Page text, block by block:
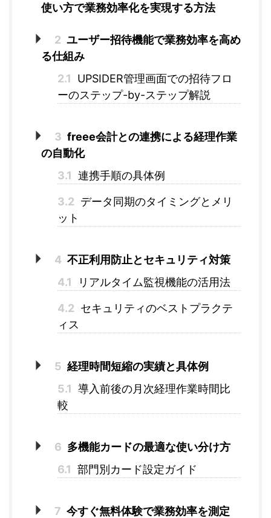
使い方で業務効率化を実現する方法
2 ユーザー招待機能で業務効率を高め
る仕組み
2.1
UPSIDER管理画面での招待フロ
ーのステップ-by-ステップ解説
3 freee会計との連携による経理作業
の自動化
3.1 連携手順の具体例
3.2 データ同期のタイミングとメリ
ット
4 不正利用防止とセキュリティ対策
4.1
リアルタイム監視機能の活用法
4.2 セキュリティのベストプラクテ
ィス
5 経理時間短縮の実績と具体例
5.1 導入前後の月次経理作業時間比
較
6 多機能カードの最適な使い分け方
6.1 部門別カード設定ガイド
7 今すぐ無料体験で業務効率を測定